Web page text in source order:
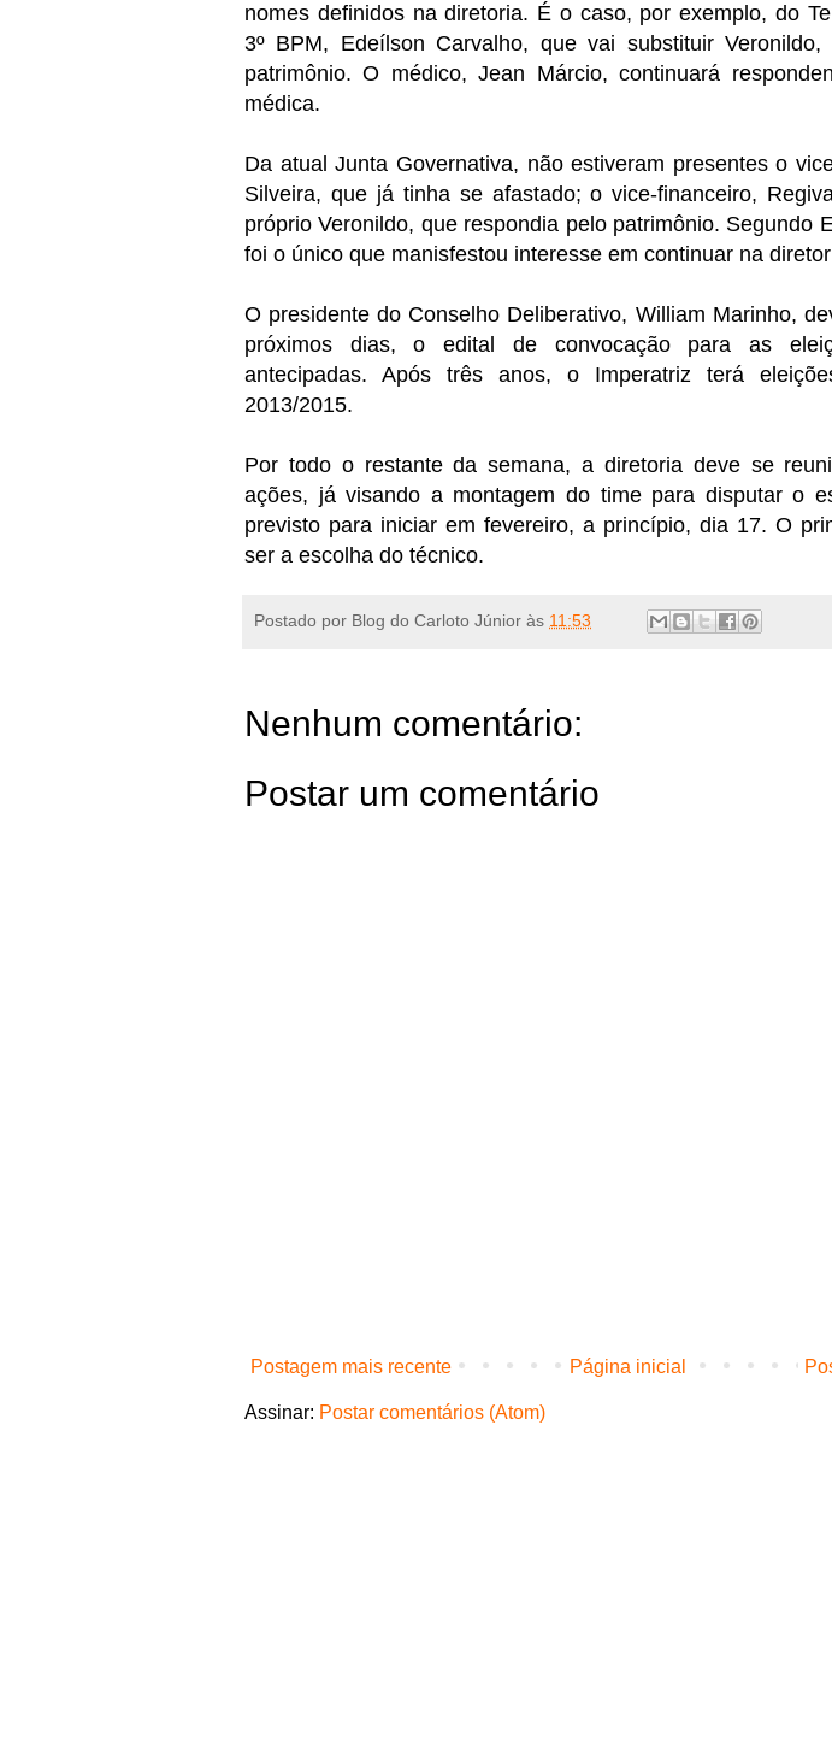
nomes definidos na diretoria. É o caso, por exemplo, do
3º BPM, Edeílson Carvalho, que vai substituir
patrimônio. O médico, Jean Márcio, continuará
médica.
Da atual Junta Governativa, não estiveram presentes o
Silveira, que já tinha se afastado; o vice-financeiro,
próprio Veronildo, que respondia pelo patrimônio. Segundo
foi o único que manisfestou interesse em continuar na
O presidente do Conselho Deliberativo, William Marinho,
próximos dias, o edital de convocação para as
antecipadas. Após três anos, o Imperatriz terá
2013/2015.
Por todo o restante da semana, a diretoria deve se
ações, já visando a montagem do time para disputar o
previsto para iniciar em fevereiro, a princípio, dia 17. O
ser a escolha do técnico.
Postado por Blog do Carloto Júnior às 11:53
Nenhum comentário:
Postar um comentário
Postagem mais recente Página inicial
Assinar: Postar comentários (Atom)